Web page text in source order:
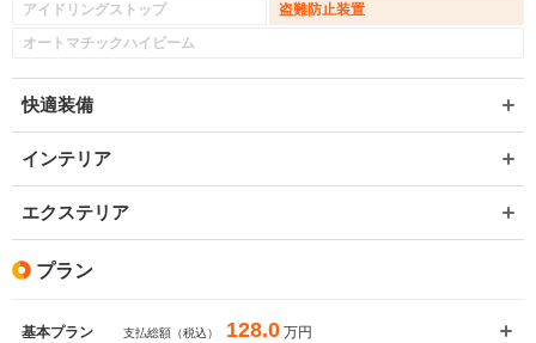
アイドリングストップ
盗難防止装置
オートマチックハイビーム
快適装備
インテリア
エクステリア
プラン
基本プラン 支払総額（税込） 128.0 万円